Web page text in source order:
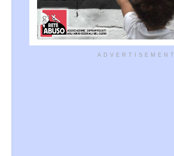
ADVERTISEMENT